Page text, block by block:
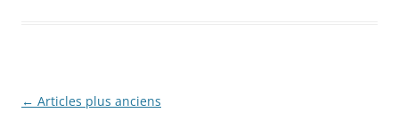
Navigation
← Articles plus anciens